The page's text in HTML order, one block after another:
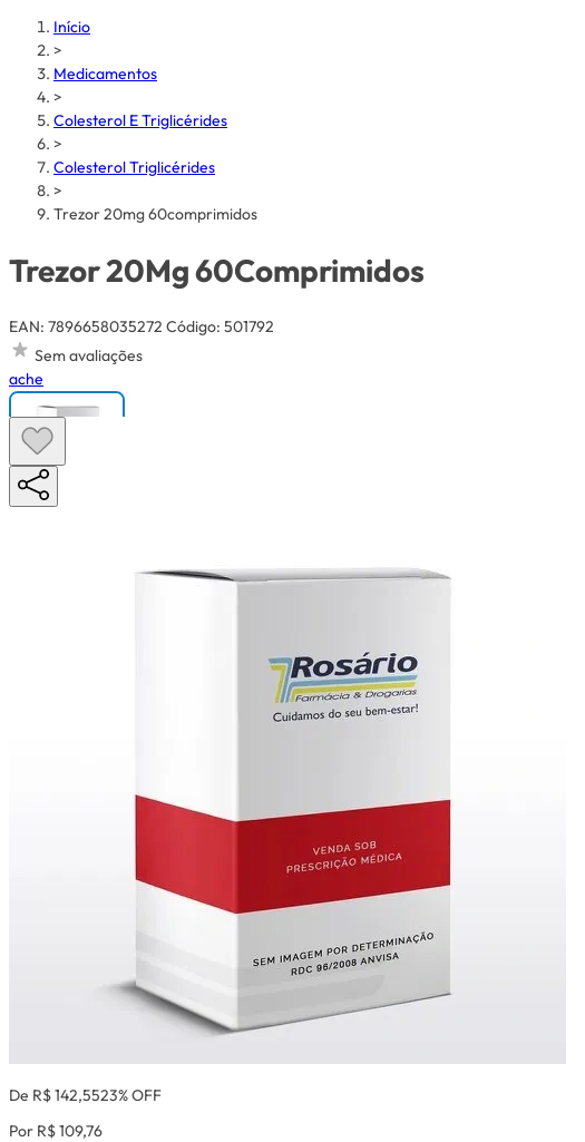
Início
>
Medicamentos
>
Colesterol E Triglicérides
>
Colesterol Triglicérides
>
Trezor 20mg 60comprimidos
Trezor 20Mg 60Comprimidos
EAN: 7896658035272 Código: 501792
Sem avaliações
ache
De R$ 142,5523% OFF
Por R$ 109,76